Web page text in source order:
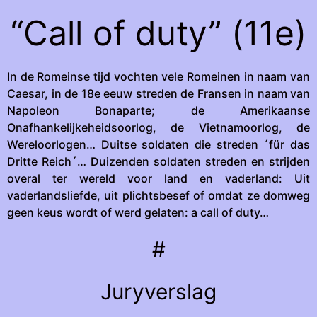
“Call of duty” (11e)
In de Romeinse tijd vochten vele Romeinen in naam van
Caesar, in de 18e eeuw streden de Fransen in naam van
Napoleon Bonaparte; de Amerikaanse
Onafhankelijkeheidsoorlog, de Vietnamoorlog, de
Wereloorlogen… Duitse soldaten die streden ´für das
Dritte Reich´… Duizenden soldaten streden en strijden
overal ter wereld voor land en vaderland: Uit
vaderlandsliefde, uit plichtsbesef of omdat ze domweg
geen keus wordt of werd gelaten: a call of duty…
#
Juryverslag